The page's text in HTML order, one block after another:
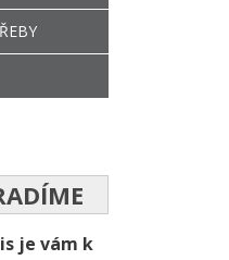
je vám k